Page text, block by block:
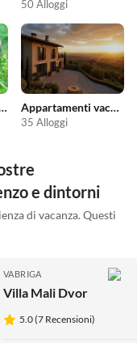
50 Alloggi
animale domestico Appartamenti vacanze economici
35 Alloggi
e dintorni
di vacanza. Questi
VABRIGA
Villa Mali Dvor
5.0 (7 Recensioni)